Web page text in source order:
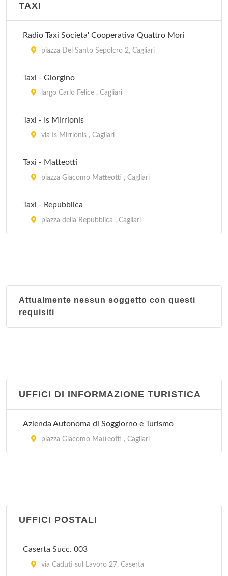
TAXI
Radio Taxi Societa' Cooperativa Quattro Mori
piazza Del Santo Sepolcro 2, Cagliari
Taxi - Giorgino
largo Carlo Felice , Cagliari
Taxi - Is Mirrionis
via Is Mirrionis , Cagliari
Taxi - Matteotti
piazza Giacomo Matteotti , Cagliari
Taxi - Repubblica
piazza della Repubblica , Cagliari
Attualmente nessun soggetto con questi
requisiti
UFFICI DI INFORMAZIONE TURISTICA
Azienda Autonoma di Soggiorno e Turismo
piazza Giacomo Matteotti , Cagliari
UFFICI POSTALI
Caserta Succ. 003
via Caduti sul Lavoro 27, Caserta